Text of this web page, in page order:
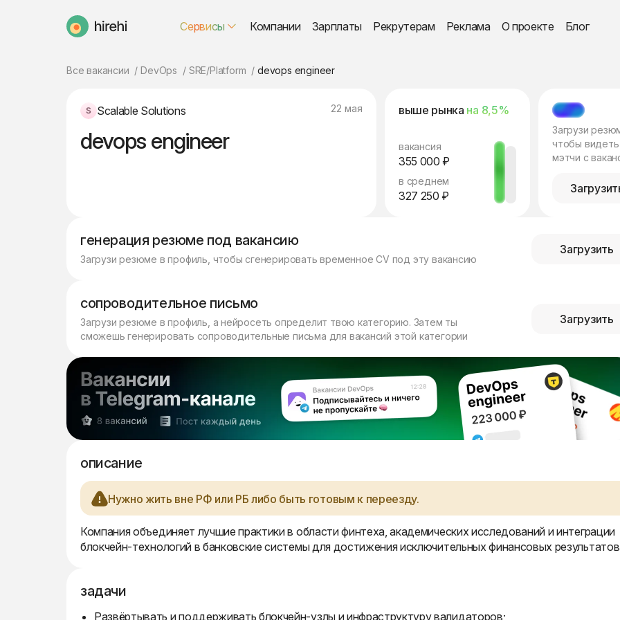
HireHi Сервисы Компании Зарплаты Рекрутерам Реклама О проекте Блог
Все вакансии DevOps SRE/Platform devops engineer
Scalable Solutions 22 мая
devops engineer
выше рынка на 8,5%
вакансия
355 000 ₽
в среднем
327 250 ₽
МЭТЧ
Загрузи
чтобы видеть
мэтчи с
генерация резюме под вакансию
Загрузи резюме в профиль, чтобы сгенерировать временное CV под эту вакансию
Загрузить
сопроводительное письмо
Загрузи резюме в профиль, а нейросеть определит твою категорию. Затем ты
сможешь генерировать сопроводительные письма для вакансий этой категории
Загрузить
описание
Нужно жить вне РФ или РБ либо быть готовым к переезду.
Компания объединяет лучшие практики в области финтеха, академических исследований и интеграции
блокчейн-технологий в банковские системы для достижения исключительных финансовых
задачи
Развёртывать и поддерживать блокчейн-узлы и инфраструктуру валидаторов;